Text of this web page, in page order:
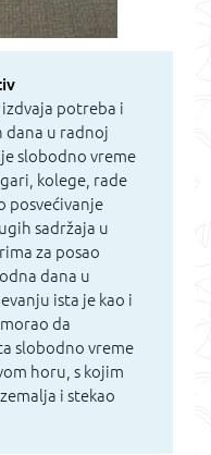
potreba i
dana u radnoj
slobodno vreme
kolege, rade
posvećivanje
sadržaja u
za posao
dana u
ista je kao i
da
slobodno vreme
horu, s kojim
i stekao